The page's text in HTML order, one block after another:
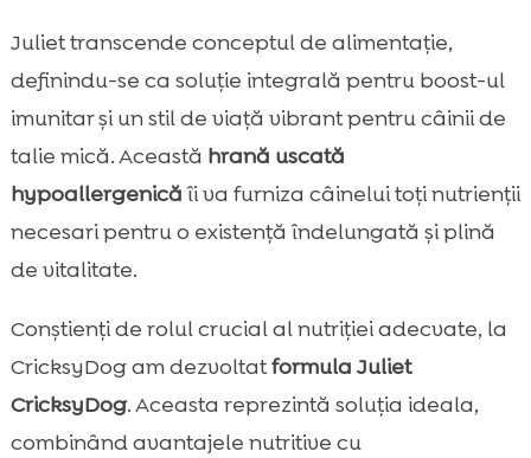
Juliet transcende conceptul de alimentație,
definindu-se ca soluție integrală pentru boost-ul
imunitar și un stil de viață vibrant pentru câinii de
talie mică. Această hrană uscată
hypoallergenică îi va furniza câinelui toți nutrienții
necesari pentru o existență îndelungată și plină
de vitalitate.
Conștienți de rolul crucial al nutriției adecvate, la
CricksyDog am dezvoltatformula Juliet
CricksyDog. Aceasta reprezintă soluția ideala,
combinând avantajele nutritive cu